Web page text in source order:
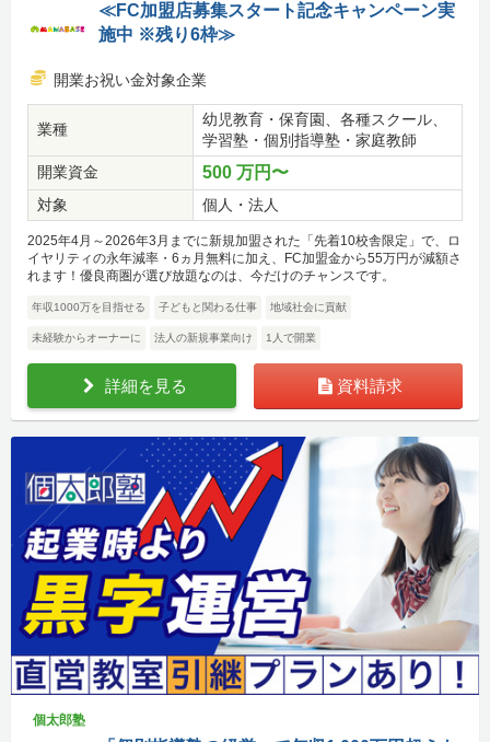
≪FC加盟店募集スタート記念キャンペーン実
施中 ※残り6枠≫
開業お祝い金対象企業
業種
幼児教育・保育園、各種スクール、
学習塾・個別指導塾・家庭教師
開業資金
500 万円〜
対象 個人・法人
2025年4月～2026年3月までに新規加盟された「先着10校舎限定」で、ロ
イヤリティの永年減率・6ヵ月無料に加え、FC加盟金から55万円が減額さ
れます！優良商圏が選び放題なのは、今だけのチャンスです。
年収1000万を目指せる 子どもと関わる仕事 地域社会に貢献
未経験からオーナーに 法人の新規事業向け 1人で開業
詳細を見る 資料請求
個太郎塾